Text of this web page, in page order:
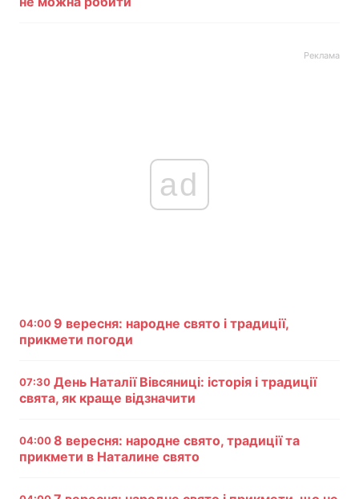
Реклама
ad
04:009 вересня: народне свято і традиції,
прикмети погоди
07:30 День Наталії Вівсяниці: історія і традиції
свята, як краще відзначити
04:008 вересня: народне свято, традиції та
прикмети в Наталине свято